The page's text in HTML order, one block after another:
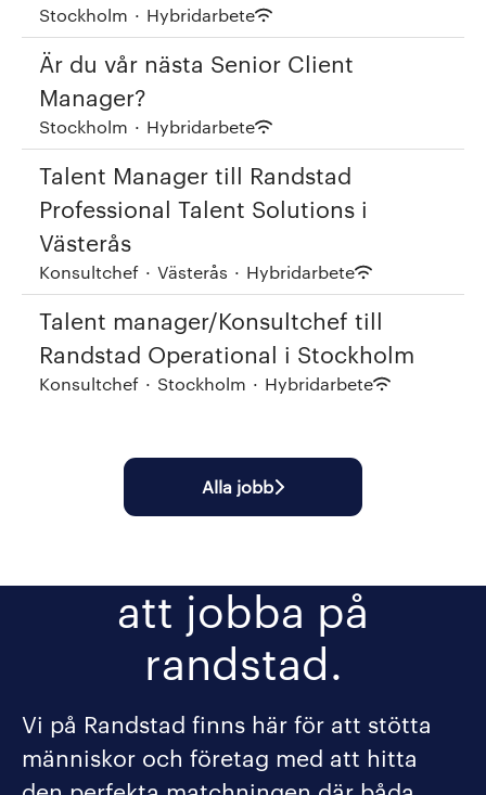
Stockholm · Hybridarbete
Är du vår nästa Senior Client
Manager?
Stockholm · Hybridarbete
Talent Manager till Randstad
Professional Talent Solutions i
Västerås
Konsultchef · Västerås · Hybridarbete
Talent manager/Konsultchef till
Randstad Operational i Stockholm
Konsultchef · Stockholm · Hybridarbete
Alla jobb
att jobba på
randstad.
Vi på Randstad finns här för att stötta
människor och företag med att hitta